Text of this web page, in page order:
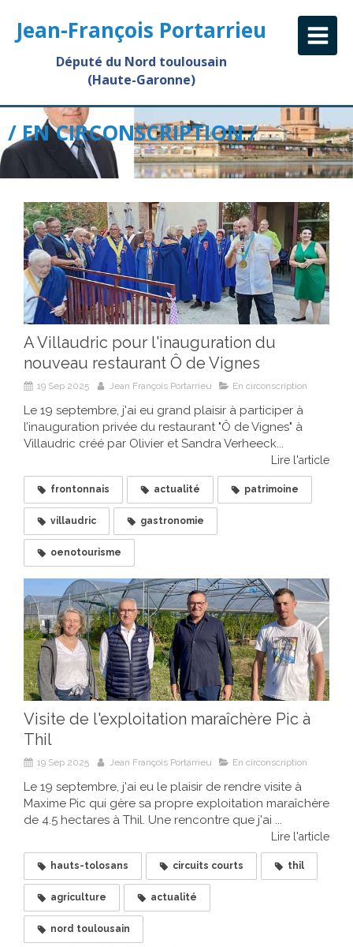
Jean-François Portarrieu
Député du Nord toulousain
(Haute-Garonne)
/ EN CIRCONSCRIPTION /
A Villaudric pour l'inauguration du
nouveau restaurant Ô de Vignes
19 Sep 2025 Jean François Portarrieu En circonscription
Le 19 septembre, j'ai eu grand plaisir à participer à
l’inauguration privée du restaurant "Ô de Vignes" à
Villaudric créé par Olivier et Sandra Verheeck...
Lire l'article
frontonnais actualité patrimoine
villaudric gastronomie
oenotourisme
Visite de l'exploitation maraîchère Pic à
Thil
19 Sep 2025 Jean François Portarrieu En circonscription
Le 19 septembre, j'ai eu le plaisir de rendre visite à
Maxime Pic qui gère sa propre exploitation maraîchère
de 4.5 hectares à Thil. Une rencontre que j'ai ...
Lire l'article
hauts-tolosans circuits courts thil
agriculture actualité
nord toulousain